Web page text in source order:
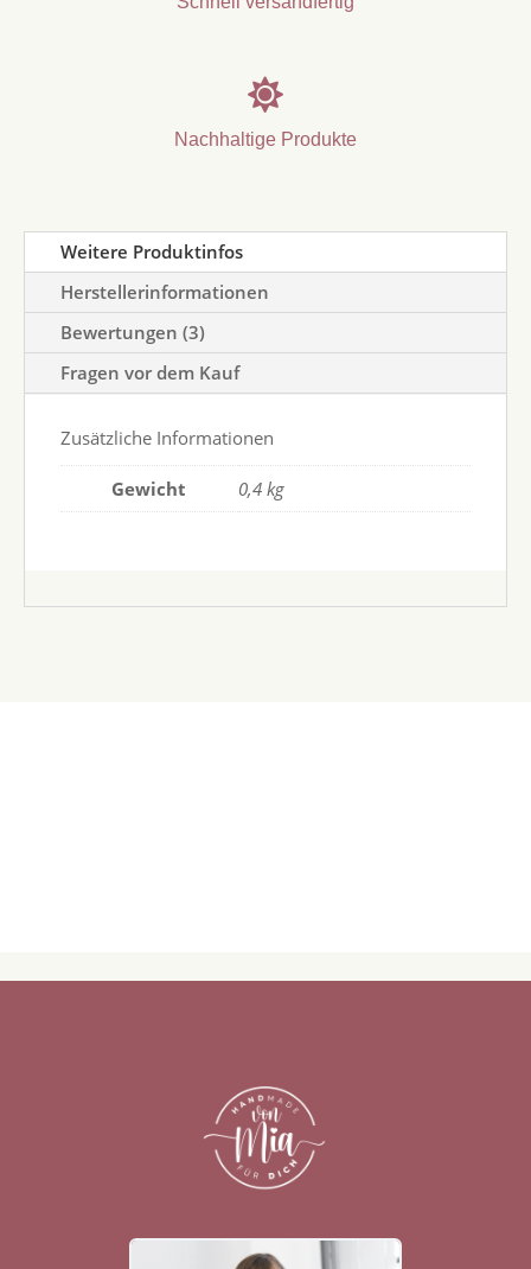

Nachhaltige Produkte
Weitere Produktinfos
Herstellerinformationen
Bewertungen (3)
Fragen vor dem Kauf
Zusätzliche Informationen
Gewicht 0,4 kg